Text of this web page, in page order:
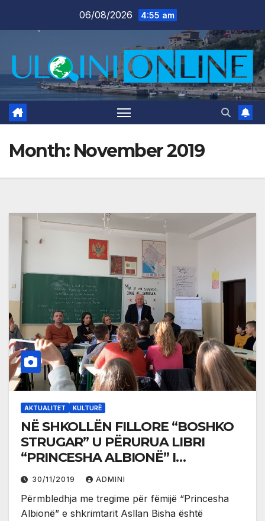
06/08/2026 4:55 am
Month: November 2019
AKTUALITET KULTURË
NË SHKOLLËN FILLORE “BOSHKO
STRUGAR” U PËRURUA LIBRI
“PRINCESHA ALBIONË” I
SHKRIMTARIT ASLLAN BISHA
30/11/2019 ADMINI
Përmbledhja me tregime për fëmijë “Princesha
Albionë” e shkrimtarit Asllan Bisha është